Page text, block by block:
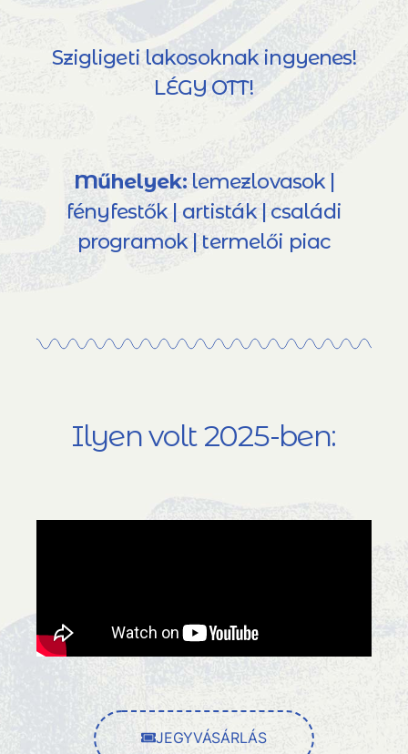
Szigligeti lakosoknak ingyenes!
LÉGY OTT!
Műhelyek:lemezlovasok |
fényfestők | artisták | családi
programok | termelői piac
Ilyen volt 2025-ben:
JEGYVÁSÁRLÁS